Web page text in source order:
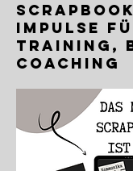
Impulse
Training,
Coaching